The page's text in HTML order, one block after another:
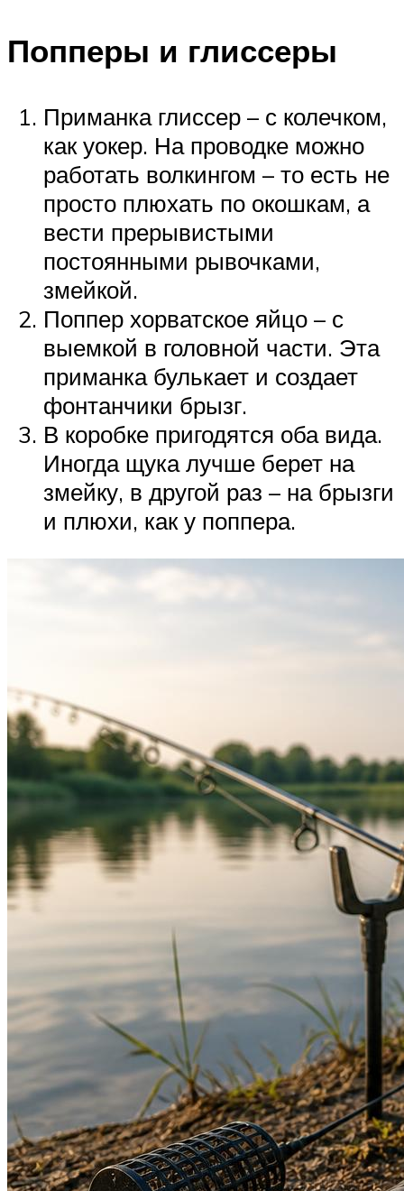
Попперы и глиссеры
Приманка глиссер – с колечком,
как уокер. На проводке можно
работать волкингом – то есть не
просто плюхать по окошкам, а
вести прерывистыми
постоянными рывочками,
змейкой.
Поппер хорватское яйцо – с
выемкой в головной части. Эта
приманка булькает и создает
фонтанчики брызг.
В коробке пригодятся оба вида.
Иногда щука лучше берет на
змейку, в другой раз – на брызги
и плюхи, как у поппера.